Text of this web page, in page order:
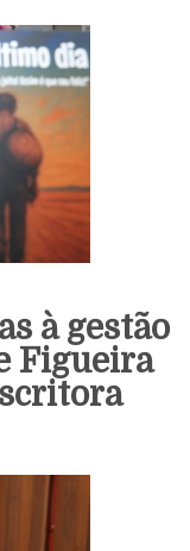
à gestão
Figueira